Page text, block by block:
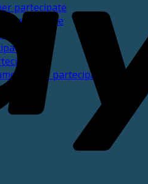
partecipate
partecipate
per partecipate